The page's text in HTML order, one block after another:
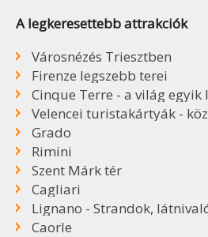
A legkeresettebb attrakciók
Városnézés Triesztben
Firenze legszebb terei
Cinque Terre - a világ egyik
Velencei turistakártyák -
Grado
Rimini
Szent Márk tér
Cagliari
Lignano - Strandok,
Caorle